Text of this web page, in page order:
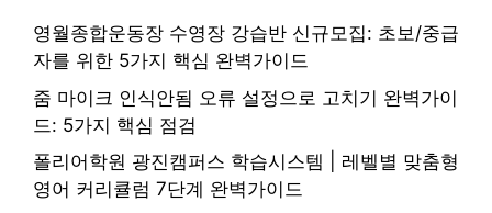
영월종합운동장 수영장 강습반 신규모집: 초보/중급
자를 위한 5가지 핵심 완벽가이드
줌 마이크 인식안됨 오류 설정으로 고치기 완벽가이
드: 5가지 핵심 점검
폴리어학원 광진캠퍼스 학습시스템 | 레벨별 맞춤형
영어 커리큘럼 7단계 완벽가이드